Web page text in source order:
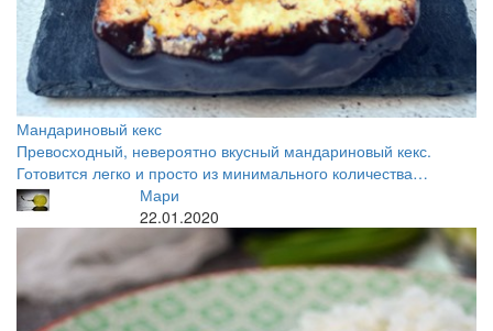
Мандариновый кекс
Превосходный, невероятно вкусный мандариновый кекс.
Готовится легко и просто из минимального количества…
Мари
22.01.2020